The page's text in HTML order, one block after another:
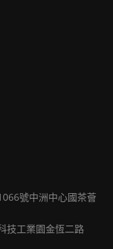
號中洲中心國茶薈
技工業園金恆二路